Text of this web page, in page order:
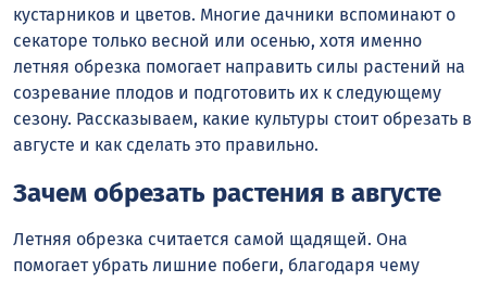
кустарников и цветов. Многие дачники вспоминают о
секаторе только весной или осенью, хотя именно
летняя обрезка помогает направить силы растений на
созревание плодов и подготовить их к следующему
сезону. Рассказываем, какие культуры стоит обрезать в
августе и как сделать это правильно.
Зачем обрезать растения в августе
Летняя обрезка считается самой щадящей. Она
помогает убрать лишние побеги, благодаря чему